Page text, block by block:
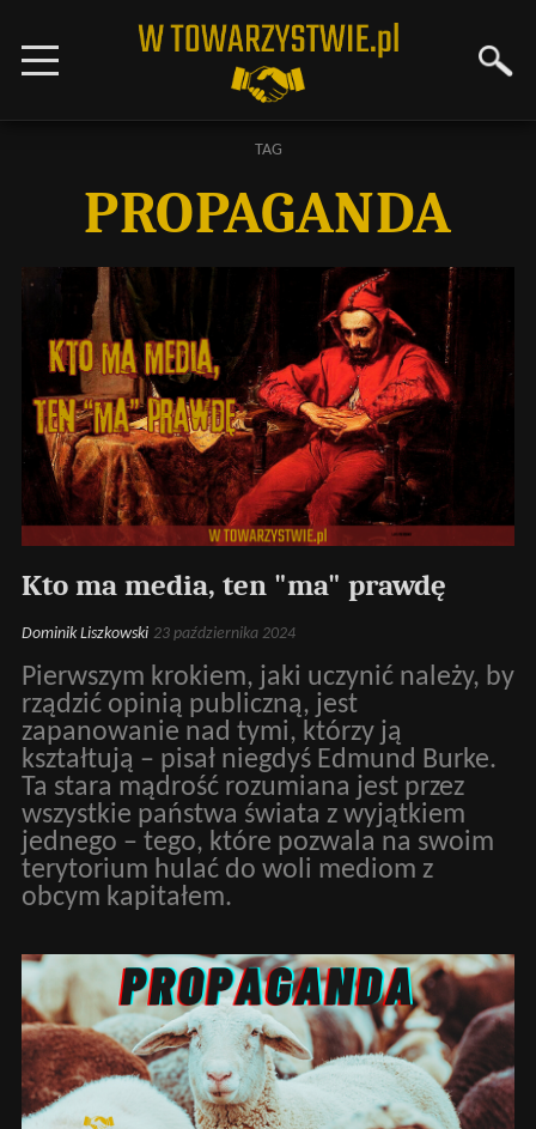
TAG
PROPAGANDA
Kto ma media, ten "ma" prawdę
Dominik Liszkowski 23 października 2024
Pierwszym krokiem, jaki uczynić należy, by
rządzić opinią publiczną, jest
zapanowanie nad tymi, którzy ją
kształtują – pisał niegdyś Edmund Burke.
Ta stara mądrość rozumiana jest przez
wszystkie państwa świata z wyjątkiem
jednego – tego, które pozwala na swoim
terytorium hulać do woli mediom z
obcym kapitałem.